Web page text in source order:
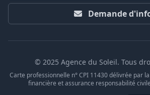
Demande
© 2025 Agence du Soleil. Tous
Carte professionnelle n° CPI 11430 délivrée par
financière et assurance responsabilité